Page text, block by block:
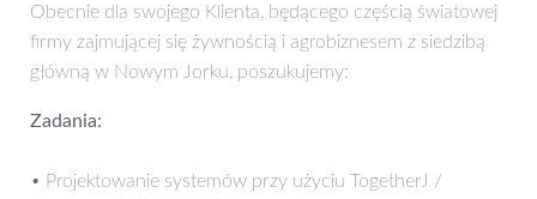
Obecnie dla swojego Klienta, będącego częścią światowej
firmy zajmującej się żywnością i agrobiznesem z siedzibą
główną w Nowym Jorku, poszukujemy:
Zadania:
• Projektowanie systemów przy użyciu TogetherJ /